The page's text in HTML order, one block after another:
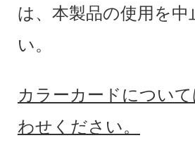
は、本製品の使用を中
い。
カラーカードについ
わせください。